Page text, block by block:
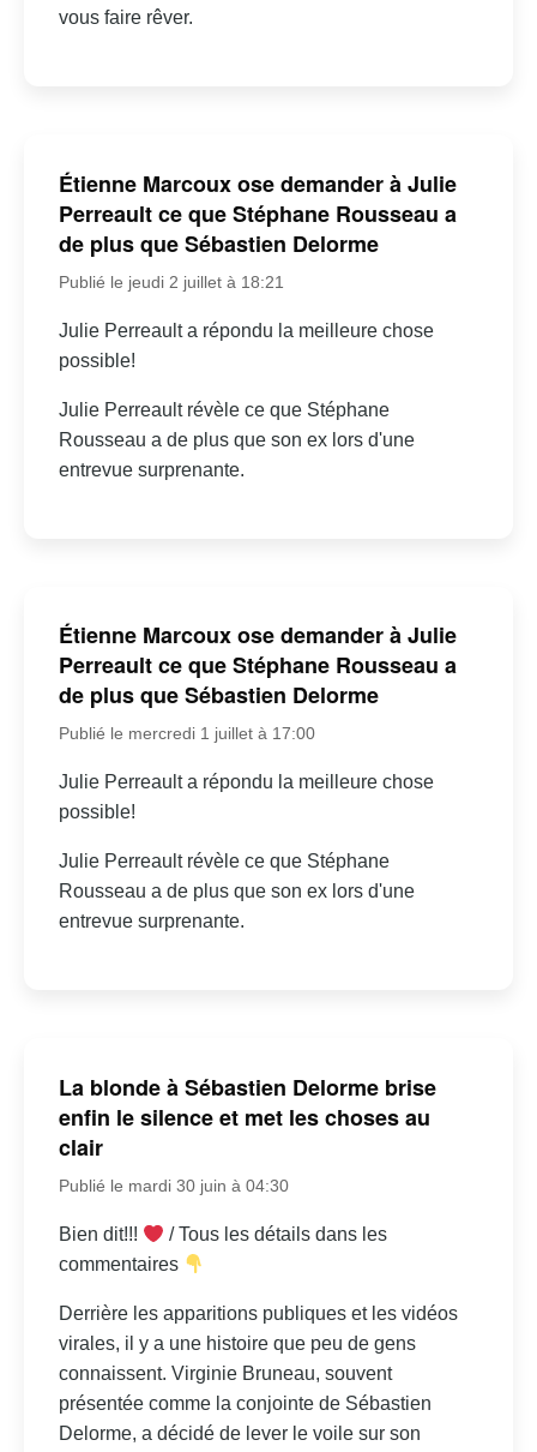
vous faire rêver.
Étienne Marcoux ose demander à Julie
Perreault ce que Stéphane Rousseau a
de plus que Sébastien Delorme
Publié le jeudi 2 juillet à 18:21
Julie Perreault a répondu la meilleure chose
possible!
Julie Perreault révèle ce que Stéphane
Rousseau a de plus que son ex lors d'une
entrevue surprenante.
Étienne Marcoux ose demander à Julie
Perreault ce que Stéphane Rousseau a
de plus que Sébastien Delorme
Publié le mercredi 1 juillet à 17:00
Julie Perreault a répondu la meilleure chose
possible!
Julie Perreault révèle ce que Stéphane
Rousseau a de plus que son ex lors d'une
entrevue surprenante.
La blonde à Sébastien Delorme brise
enfin le silence et met les choses au
clair
Publié le mardi 30 juin à 04:30
Bien dit!!!
/ Tous les détails dans les
commentaires
Derrière les apparitions publiques et les vidéos
virales, il y a une histoire que peu de gens
connaissent. Virginie Bruneau, souvent
présentée comme la conjointe de Sébastien
Delorme, a décidé de lever le voile sur son